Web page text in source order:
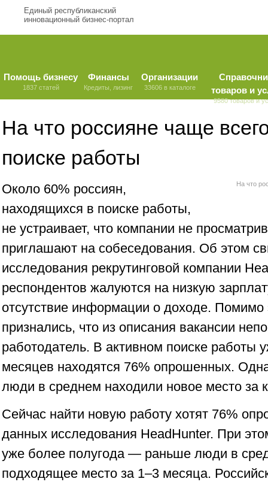
Единый республиканский
инновационный бизнес-портал
Помощь бизнесу
1837 статей
Финансы
Кредиты, лизинг
Организации
33606 в каталоге
товаров и
9580 товаров и
На что россияне чаще
поиске работы
На что
Около 60% россиян,
находящихся в поиске работы,
не устраивает, что компании не
приглашают на собеседования. Об этом
исследования рекрутинговой компании
респондентов жалуются на низкую
отсутствие информации о доходе. Помимо
признались, что из описания вакансии
работодатель. В активном поиске работы
месяцев находятся 76% опрошенных.
люди в среднем находили новое место за
Сейчас найти новую работу хотят 76%
данных исследования HeadHunter. При
уже более полугода — раньше люди в
подходящее место за 1–3 месяца.